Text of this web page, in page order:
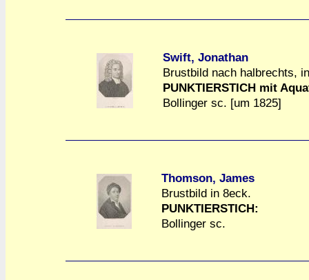
Swift, Jonathan
Brustbild nach halbrechts,
PUNKTIERSTICH mit
Bollinger sc. [um 1825]
Thomson, James
Brustbild in 8eck.
PUNKTIERSTICH:
Bollinger sc.